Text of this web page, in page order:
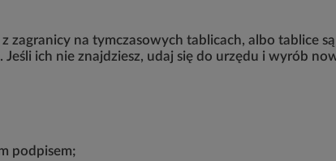
zagranicy na tymczasowych tablicach, albo tablice
ich nie znajdziesz, udaj się do urzędu i wyrób
podpisem;